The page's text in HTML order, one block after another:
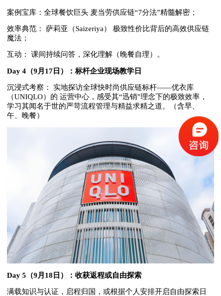
案例宝库：全球餐饮巨头 麦当劳供应链“7分法”精髓解密；
效率典范： 萨莉亚（Saizeriya） 极致性价比背后的高效供应链
魔法；
互动： 课间持续问答，深化理解（晚餐自理）。
Day 4（9月17日）：标杆企业现场教学日
沉浸式考察： 实地探访全球快时尚供应链标杆——优衣库
（UNIQLO）的 运营中心，感受其“迅销”理念下的极致效率，
学习其闻名于世的严苛流程管理与精益求精之道。（含早、
午、晚餐）
Day 5（9月18日）：收获返程或自由探索
满载知识与认证，启程归国，或根据个人安排开启自由探索日